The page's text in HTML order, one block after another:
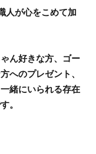
人が心をこめて加
ん好きな方、ゴー
へのプレゼント、
緒にいられる存在
。